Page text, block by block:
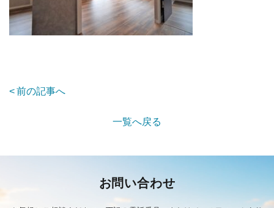
前の記事へ
一覧へ戻る
お問い合わせ